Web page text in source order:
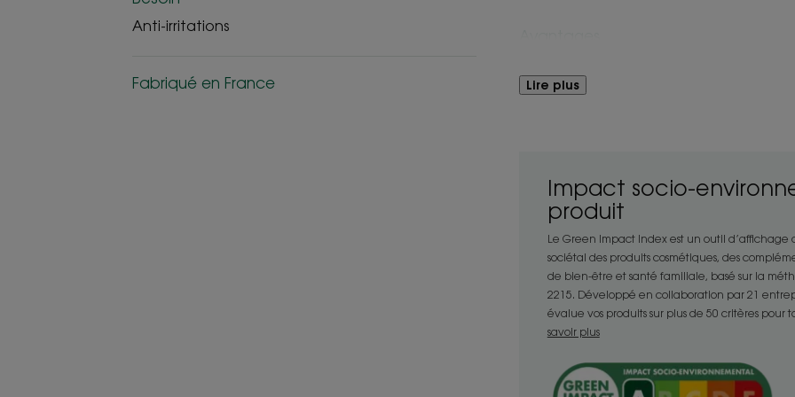
Anti-irritations
Fabriqué en France
sec. Laissez poser quelques minutes
Bénéfices
- Hydrate : hydrate le cuir chevelu
sensation d’hydratation instantanée
-Apaise : sa formule naturelle* et
cuir chevelu sensible et apaise
sensations d’inconfort***.
- Démêle : Avec sa texture très
Lire plus
Impact socio-
produit
Le Green Impact Index est un outil
sociétal des produits cosmétiques, des
de bien-être et santé familiale, basé sur la
2215. Développé en collaboration par 21
évalue vos produits sur plus de 50 critères pour
savoir plus